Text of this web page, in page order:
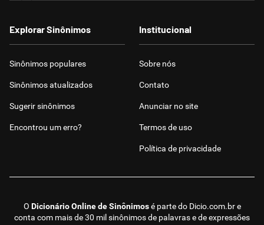
O Dicionário Online de Sinônimosé parte do Dicio.com.bre
conta com mais de 30 mil sinônimos de palavras e de expressões
Explorar Sinônimos
Sinônimos populares
Sinônimos atualizados
Sugerir sinônimos
Encontrou um erro?
Institucional
Sobre nós
Contato
Anunciar no site
Termos de uso
Política de privacidade